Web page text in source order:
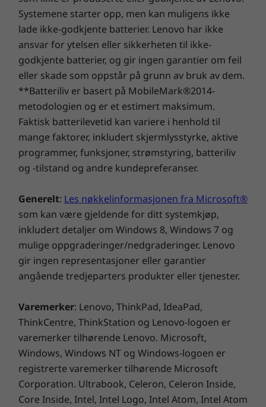
Kjøp denne PC-en og få en gratis
oppgradering til Windows 11 når den er
tilgjengelig.1
1Utrullingsplanen for oppgradering er under
sent i 2021 og fortsette til 2022. Spesifikke
tidspunkter vil variere fra enhet til enhet.
Enkelte funksjoner krever spesifikk
maskinvare, se
https://www.microsoft.com/windows/windows
-11-specifications.
Spesifikasjoner kan variere avhengig av region/modell.
Systemene starter opp, men kan muligens ikke
lade ikke-godkjente batterier. Lenovo har ikke
ansvar for ytelsen eller sikkerheten til ikke-
godkjente batterier, og gir ingen garantier om feil
eller skade som oppstår på grunn av bruk av dem.
**Batteriliv er basert på MobileMark®2014-
metodologien og er et estimert maksimum.
Faktisk batterilevetid kan variere i henhold til
mange faktorer, inkludert skjermlysstyrke, aktive
programmer, funksjoner, strømstyring, batteriliv
og -tilstand og andre kundepreferanser.
Generelt: Les nøkkelinformasjonen fra Microsoft®
som kan være gjeldende for ditt systemkjøp,
inkludert detaljer om Windows 8, Windows 7 og
mulige oppgraderinger/nedgraderinger. Lenovo
gir ingen representasjoner eller garantier
angående tredjeparters produkter eller tjenester.
Varemerker: Lenovo, ThinkPad, IdeaPad,
ThinkCentre, ThinkStation og Lenovo-logoen er
varemerker tilhørende Lenovo. Microsoft,
Windows, Windows NT og Windows-logoen er
registrerte varemerker tilhørende Microsoft
Corporation. Ultrabook, Celeron, Celeron Inside,
Core Inside, Intel, Intel Logo, Intel Atom, Intel Atom